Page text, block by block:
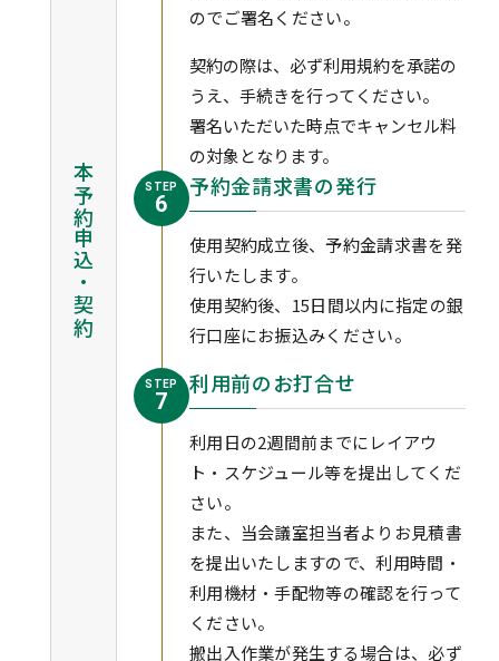
本予約申込・契約
のでご署名ください。
契約の際は、必ず利用規約を承諾の
うえ、手続きを行ってください。
署名いただいた時点でキャンセル料
の対象となります。
STEP
6
予約金請求書の発行
使用契約成立後、予約金請求書を発
行いたします。
使用契約後、15日間以内に指定の銀
行口座にお振込みください。
STEP
7
利用前のお打合せ
利用日の2週間前までにレイアウ
ト・スケジュール等を提出してくだ
さい。
また、当会議室担当者よりお見積書
を提出いたしますので、利用時間・
利用機材・手配物等の確認を行って
ください。
搬出入作業が発生する場合は、必ず